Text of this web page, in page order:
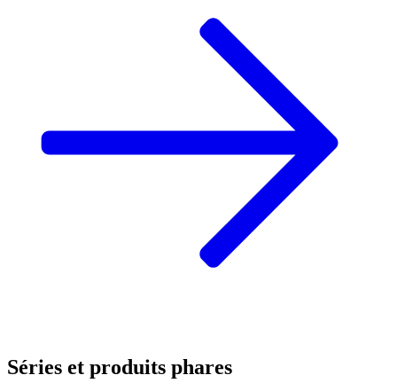
Séries et produits phares